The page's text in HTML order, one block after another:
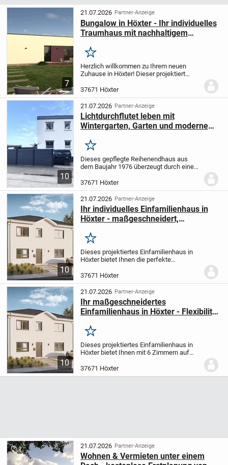
7
21.07.2026 Partner-Anzeige
Bungalow in Höxter - Ihr individuelles
Traumhaus mit nachhaltigem
Merken
Herzlich willkommen zu Ihrem neuen
Zuhause in Höxter! Dieser projektiert
einer Wohnfläche von 107,17 m² bietet
Ihnen auf einem großzügigen 557 m²
großen...
37671 Höxter
10
21.07.2026 Partner-Anzeige
Lichtdurchflutet leben mit
Wintergarten, Garten und modernem
Merken
Dieses gepflegte Reihenendhaus aus
dem Baujahr 1976 überzeugt durch eine
Ausstattung und kontinuierlicher
Instandhaltung. Mit einer großzügigen
Wohnfläche von ca....
37671 Höxter
10
21.07.2026 Partner-Anzeige
Ihr individuelles Einfamilienhaus in
Höxter - maßgeschneidert,
Merken
Dieses projektiertes Einfamilienhaus in
Höxter bietet Ihnen die perfekte
und moderner Bauweise. Mit 6 Zimmern
und einer großzügigen Wohnfläche von
182 m² auf 2...
37671 Höxter
10
21.07.2026 Partner-Anzeige
Ihr maßgeschneidertes
Einfamilienhaus in Höxter - Flexibilität
Merken
Dieses projektiertes Einfamilienhaus in
Höxter bietet Ihnen mit 6 Zimmern auf
großzügigen Grundstück von 557 m² ein
modernes Zuhause, das individuell nach
37671 Höxter
21.07.2026 Partner-Anzeige
Wohnen & Vermieten unter einem